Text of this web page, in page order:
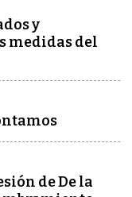
y
medidas del
de De la